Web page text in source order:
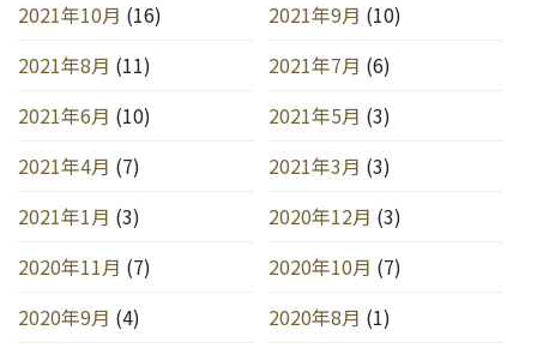
2021年10月 (16) 2021年9月 (10)
2021年8月 (11) 2021年7月 (6)
2021年6月 (10) 2021年5月 (3)
2021年4月 (7) 2021年3月 (3)
2021年1月 (3) 2020年12月 (3)
2020年11月 (7) 2020年10月 (7)
2020年9月 (4) 2020年8月 (1)